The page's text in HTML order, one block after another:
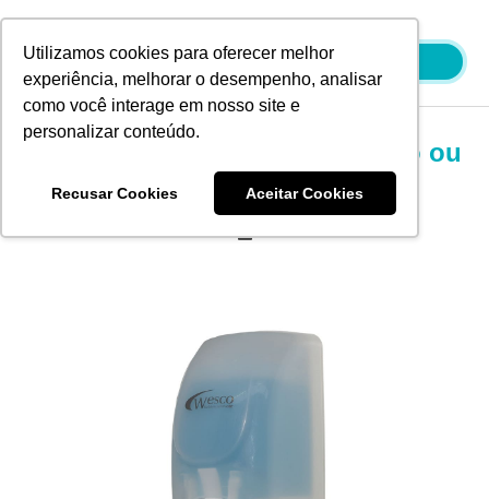
Utilizamos cookies para oferecer melhor
experiência, melhorar o desempenho, analisar
como você interage em nosso site e
personalizar conteúdo.
Recusar Cookies Aceitar Cookies
conteúdo
Dispenser de Sabonete Líquido ou
Álcool Gel